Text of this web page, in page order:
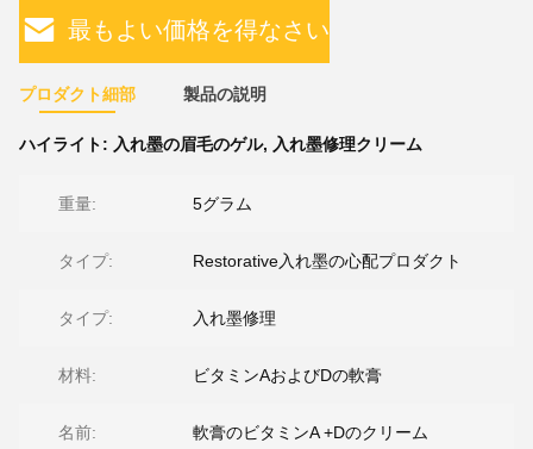
最もよい価格を得なさい
プロダクト細部 製品の説明
ハイライト: 入れ墨の眉毛のゲル, 入れ墨修理クリーム
重量: 5グラム
タイプ: Restorative入れ墨の心配プロダクト
タイプ: 入れ墨修理
材料: ビタミンAおよびDの軟膏
名前: 軟膏のビタミンA +Dのクリーム